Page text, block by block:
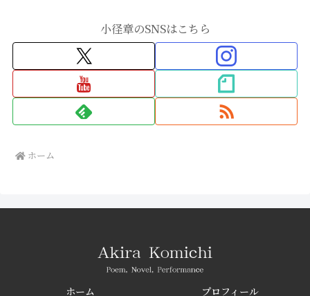
小径章のSNSはこちら
ホーム
ホーム プロフィール